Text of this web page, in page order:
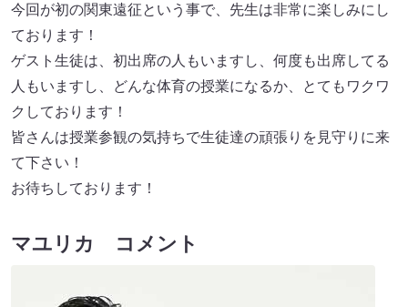
今回が初の関東遠征という事で、先生は非常に楽しみにし
ております！
ゲスト生徒は、初出席の人もいますし、何度も出席してる
人もいますし、どんな体育の授業になるか、とてもワクワ
クしております！
皆さんは授業参観の気持ちで生徒達の頑張りを見守りに来
て下さい！
お待ちしております！
マユリカ コメント